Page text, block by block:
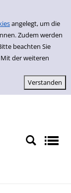
angelegt, um die
Zudem werden
beachten Sie
Mit der weiteren